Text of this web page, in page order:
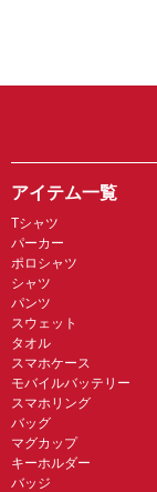
アイテム一覧
Tシャツ
パーカー
ポロシャツ
シャツ
パンツ
スウェット
タオル
スマホケース
モバイルバッテリー
スマホリング
バッグ
マグカップ
キーホルダー
バッジ